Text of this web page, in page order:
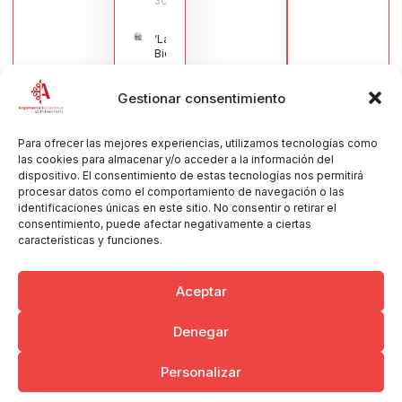
Gestionar consentimiento
Para ofrecer las mejores experiencias, utilizamos tecnologías como
las cookies para almacenar y/o acceder a la información del
dispositivo. El consentimiento de estas tecnologías nos permitirá
procesar datos como el comportamiento de navegación o las
identificaciones únicas en este sitio. No consentir o retirar el
consentimiento, puede afectar negativamente a ciertas
características y funciones.
Aceptar
Denegar
Personalizar
‘La
Bienvenida’,
estampa de
de la Virgen
Muñoz
Muñoz,
anuncia las
Fiestas
Patronales
2026
30/07/2026
Copyright © 2026 Ayuntamiento de Argamasilla de Calatrava
Politica de Privacidad y Aviso Legal